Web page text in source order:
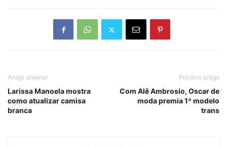
Artigo anterior
Larissa Manoela mostra
como atualizar camisa
branca
Próximo artigo
Com Alê Ambrosio, Oscar de
moda premia 1ª modelo
trans